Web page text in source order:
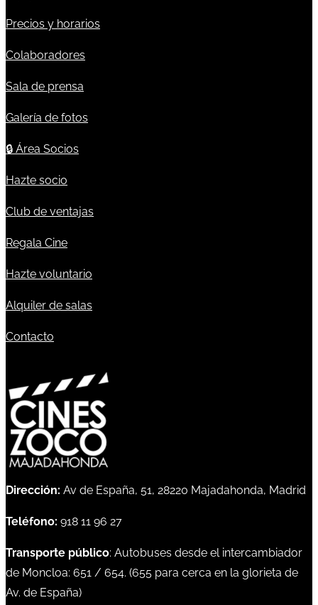
Precios y horarios
Colaboradores
Sala de prensa
Galería de fotos
🔒 Área Socios
Hazte socio
Club de ventajas
Regala Cine
Hazte voluntario
Alquiler de salas
Contacto
Dirección: Av de España, 51, 28220 Majadahonda, Madrid
Teléfono: 918 11 96 27
Transporte público: Autobuses desde el intercambiador
de Moncloa: 651 / 654. (655 para cerca en la glorieta de
Av. de España)